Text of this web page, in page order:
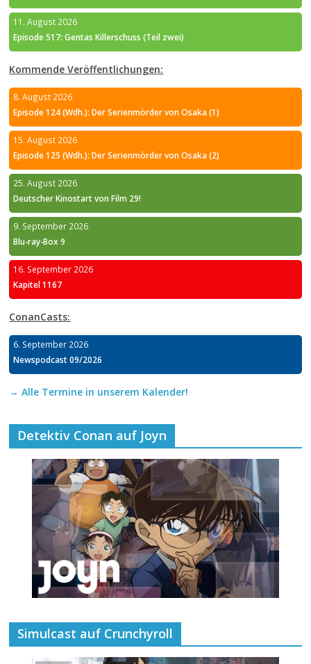
11. August 2026
Episode 517: Gentas Killerschuss (Teil zwei)
Kommende Veröffentlichungen:
8. August 2026
Episode 124 (Wdh.): Der Serienmörder von Osaka (1)
15. August 2026
Episode 125 (Wdh.): Der Serienmörder von Osaka (2)
25. August 2026
Deutscher Kinostart von Film 29!
9. September 2026
Blu-ray-Box 9
16. September 2026
Kapitel 1167
ConanCasts:
6. September 2026
Newspodcast 09/2026
→ Alle Termine in unserem Kalender!
Detektiv Conan auf Joyn
Simulcast auf Crunchyroll